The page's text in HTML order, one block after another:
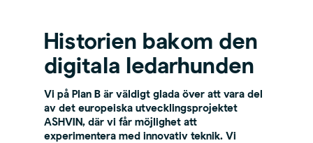
Historien bakom den
digitala ledarhunden
Vi på Plan B är väldigt glada över att vara del
av det europeiska utvecklingsprojektet
ASHVIN, där vi får möjlighet att
experimentera med innovativ teknik. Vi